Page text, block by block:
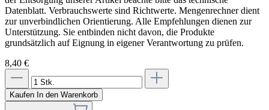
Datenblatt. Verbrauchswerte sind Richtwerte. Mengenrechner dient
zur unverbindlichen Orientierung. Alle Empfehlungen dienen zur
Unterstützung. Sie entbinden nicht davon, die Produkte
grundsätzlich auf Eignung in eigener Verantwortung zu prüfen.
8,40 €
Kaufen In den Warenkorb